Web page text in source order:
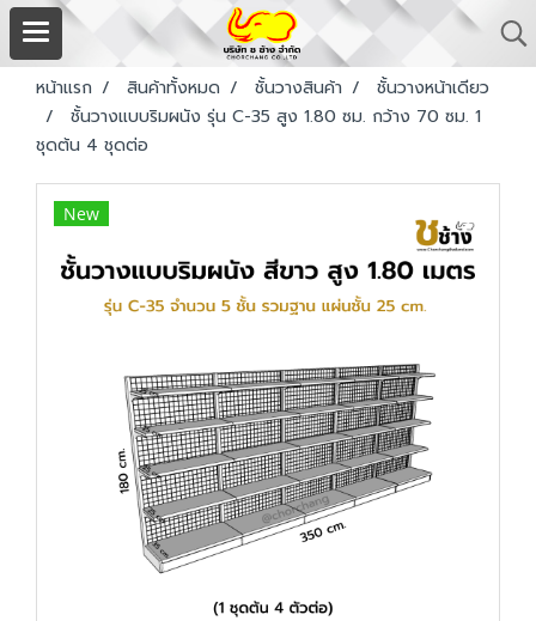
หน้าแรก สินค้าทั้งหมด ชั้นวางสินค้า
ชั้นวางหน้าเดียว
ชั้นวางแบบริมผนัง รุ่น C-35 สูง 1.80 ซม. กว้าง 70 ซม. 1
ชุดต้น 4 ชุดต่อ
New